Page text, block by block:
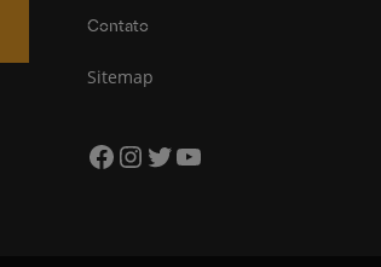
Contato
Sitemap
Facebook
Instagram
Twitter
Youtube